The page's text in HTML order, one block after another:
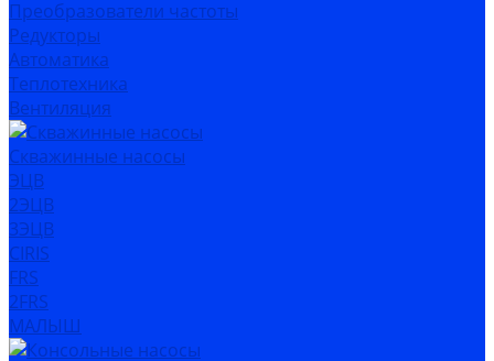
Преобразователи частоты
Редукторы
Автоматика
Теплотехника
Вентиляция
Скважинные насосы
ЭЦВ
2ЭЦВ
3ЭЦВ
CIRIS
FRS
2FRS
МАЛЫШ